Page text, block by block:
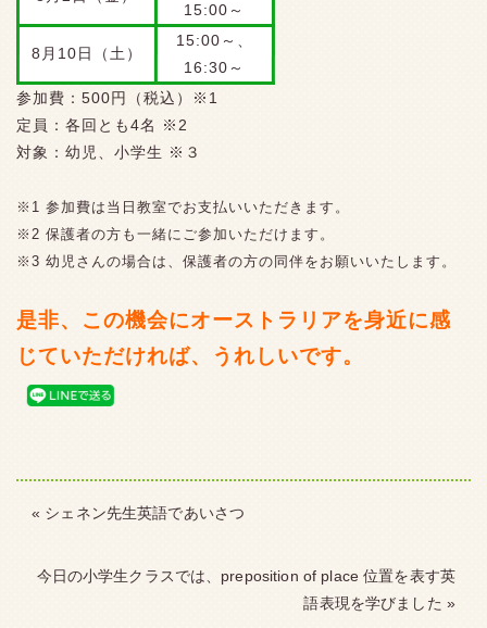
15:00～
8 月 10日（土）
15:00～、
16:30～
参加費： 500円（税込）※ 1
定員：各回とも4名 ※ 2
対象：幼児、小学生 ※３
※1 参加費は当日教室でお支払いいただきます。
※2 保護者の方も一緒にご参加いただけます。
※3 幼児さんの場合は、保護者の方の同伴をお願いいたします。
是非、この機会にオーストラリアを身近に感
じていただければ、うれしいです。
« シェネン先生英語であいさつ
今日の小学生クラスでは、preposition of place 位置を表す英
語表現を学びました »